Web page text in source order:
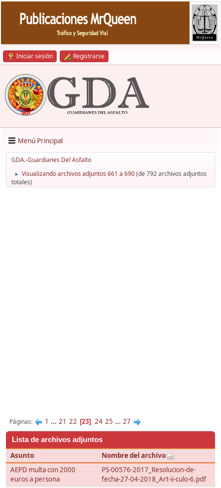
Iniciar sesión Registrarse
Menú Principal
GDA.-Guardianes Del Asfalto
► Visualizando archivos adjuntos 661 a 690(de 792 archivos adjuntos
totales)
Páginas 1 ... 21 22 23 24 25 ... 27
Lista de archivos adjuntos
Asunto
Nombre del archivo
AEPD multa con 2000
euros a persona
PS-00576-2017_Resolucion-de-
fecha-27-04-2018_Art-ii-culo-6.pdf